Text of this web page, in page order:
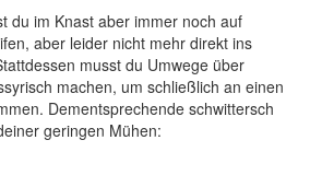
du im Knast aber immer noch auf
aber leider nicht mehr direkt ins
musst du Umwege über
machen, um schließlich an einen
Dementsprechende schwittersch
geringen Mühen: